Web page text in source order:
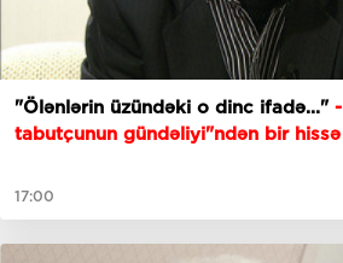
"Ölənlərin üzündəki o dinc ifadə..." - "Buddist
tabutçunun gündəliyi"ndən bir hissə
17:00